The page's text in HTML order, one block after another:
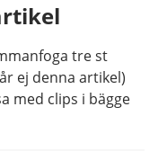
tre st
ej denna artikel)
med clips i bägge